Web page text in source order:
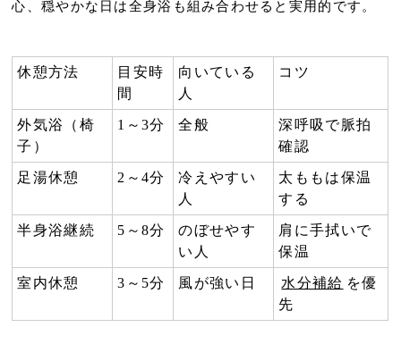
心、穏やかな日は全身浴も組み合わせると実用的です。
休憩方法
目安時
間
向いている
人
コツ
外気浴（椅
子）
1～3分 全般
深呼吸で脈拍
確認
足湯休憩 2～4分
冷えやすい
人
太ももは保温
する
半身浴継続 5～8分
のぼせやす
い人
肩に手拭いで
保温
室内休憩 3～5分 風が強い日 水分補給 を優
先